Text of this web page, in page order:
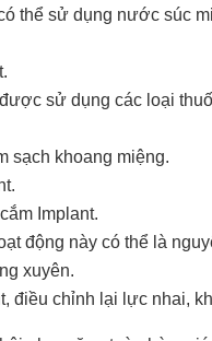
thể sử dụng nước súc
sử dụng các loại
sạch khoang miệng.
Implant.
động này có thể là
xuyên.
điều chỉnh lại lực nhai,